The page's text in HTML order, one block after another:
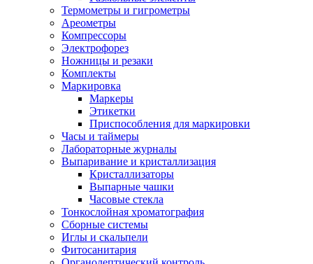
Термометры и гигрометры
Ареометры
Компрессоры
Электрофорез
Ножницы и резаки
Комплекты
Маркировка
Маркеры
Этикетки
Приспособления для маркировки
Часы и таймеры
Лабораторные журналы
Выпаривание и кристаллизация
Кристаллизаторы
Выпарные чашки
Часовые стекла
Тонкослойная хроматография
Сборные системы
Иглы и скальпели
Фитосанитария